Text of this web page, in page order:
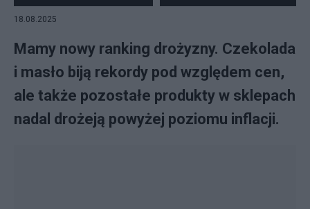
18.08.2025
Mamy nowy ranking drożyzny. Czekolada
i masło biją rekordy pod względem cen,
ale także pozostałe produkty w sklepach
nadal drożeją powyżej poziomu inflacji.